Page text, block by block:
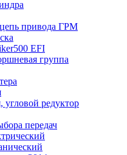
привода ГРМ
EFI
группа
угловой редуктор
передач